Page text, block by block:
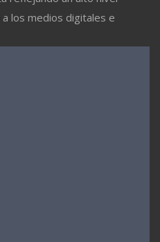
los medios digitales e